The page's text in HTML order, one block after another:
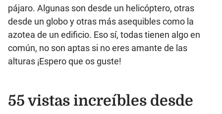
pájaro. Algunas son desde un helicóptero, otras
desde un globo y otras más asequibles como la
azotea de un edificio. Eso sí, todas tienen algo en
común, no son aptas si no eres amante de las
alturas ¡Espero que os guste!
55 vistas increíbles desde